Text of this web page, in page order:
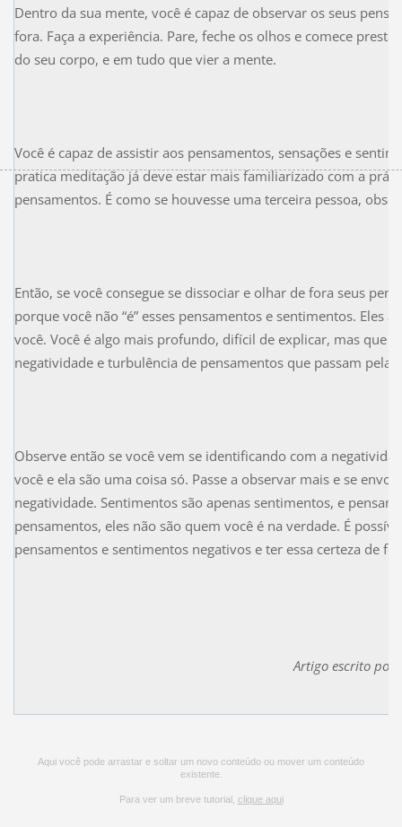
Dentro da sua mente, você é capaz de observar os seus
fora. Faça a experiência. Pare, feche os olhos e comece
do seu corpo, e em tudo que vier a mente.
Você é capaz de assistir aos pensamentos, sensações e
pratica meditação já deve estar mais familiarizado com a
pensamentos. É como se houvesse uma terceira pessoa,
Então, se você consegue se dissociar e olhar de fora seus
porque você não “é” esses pensamentos e sentimentos. Eles
você. Você é algo mais profundo, difícil de explicar, mas que
negatividade e turbulência de pensamentos que passam pela
Observe então se você vem se identificando com a
você e ela são uma coisa só. Passe a observar mais e se
negatividade. Sentimentos são apenas sentimentos, e
pensamentos, eles não são quem você é na verdade. É
pensamentos e sentimentos negativos e ter essa certeza de
Artigo escrito por
Aqui você pode arrastar e soltar um novo conteúdo ou mover um conteúdo
existente.
Para ver um breve tutorial, clique aqui